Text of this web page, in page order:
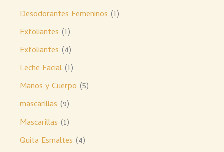
Desodorantes Femeninos 1
Exfoliantes 1
Exfoliantes 4
Leche Facial 1
Manos y Cuerpo 5
mascarillas 9
Mascarillas 1
Quita Esmaltes 4